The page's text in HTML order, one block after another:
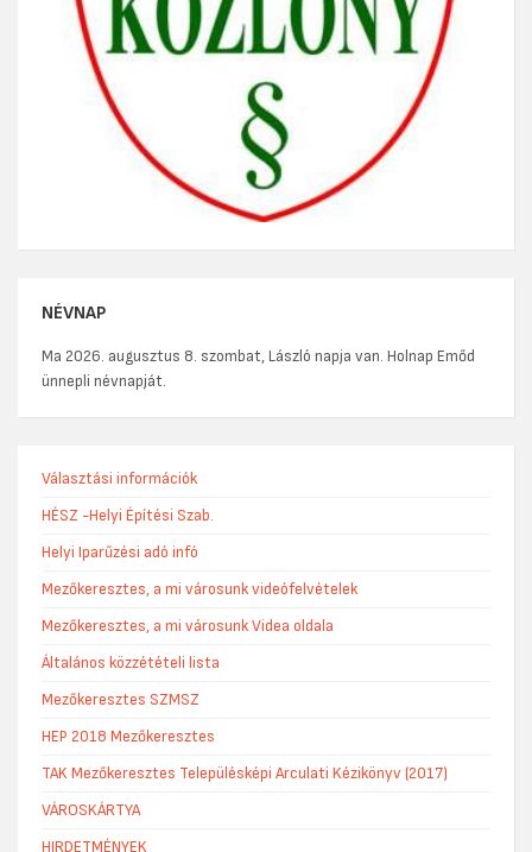
NÉVNAP
Ma 2026. augusztus 8. szombat, László napja van. Holnap Emőd
ünnepli névnapját.
Választási információk
HÉSZ -Helyi Építési Szab.
Helyi Iparűzési adó infó
Mezőkeresztes, a mi városunk videófelvételek
Mezőkeresztes, a mi városunk Videa oldala
Általános közzétételi lista
Mezőkeresztes SZMSZ
HEP 2018 Mezőkeresztes
TAK Mezőkeresztes Településképi Arculati Kézikönyv (2017)
VÁROSKÁRTYA
HIRDETMÉNYEK